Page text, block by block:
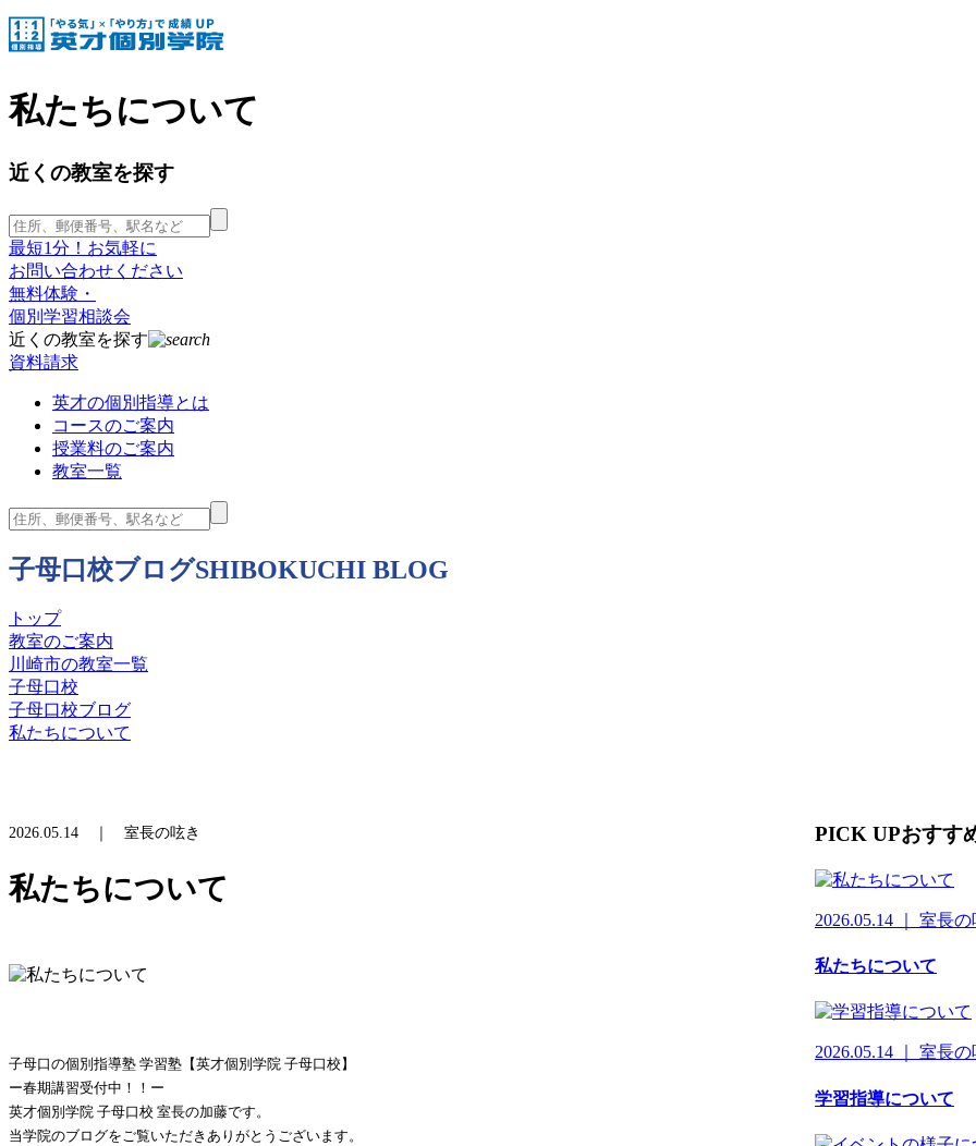
私たちについて
近くの教室を探す
最短1分！お気軽に
お問い合わせください
無料体験・
個別学習相談会
近くの教室を探す
資料請求
英才の個別指導とは
コースのご案内
授業料のご案内
教室一覧
子母口校ブログSHIBOKUCHI BLOG
トップ
教室のご案内
川崎市の教室一覧
子母口校
子母口校ブログ
私たちについて
2026.05.14 ｜ 室長の呟き
私たちについて
子母口の個別指導塾 学習塾【英才個別学院 子母口校】
ー春期講習受付中！！ー
英才個別学院 子母口校 室長の加藤です。
当学院のブログをご覧いただきありがとうございます。
PICK UPおすす
2026.05.14 ｜ 室長
私たちについて
2026.05.14 ｜ 室長
学習指導について